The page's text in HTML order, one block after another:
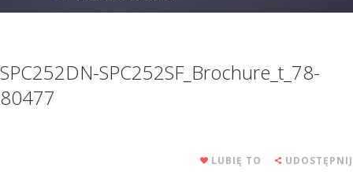
SPC252DN-SPC252SF_Brochure_t_78-
80477
LUBIĘ TO UDOSTĘPNIJ